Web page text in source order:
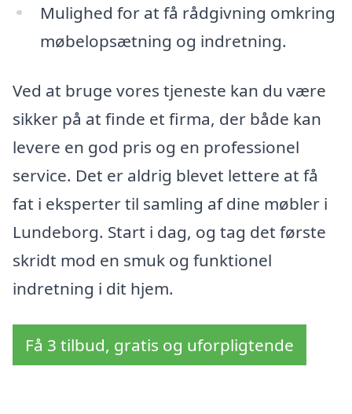
Mulighed for at få rådgivning omkring
møbelopsætning og indretning.
Ved at bruge vores tjeneste kan du være
sikker på at finde et firma, der både kan
levere en god pris og en professionel
service. Det er aldrig blevet lettere at få
fat i eksperter til samling af dine møbler i
Lundeborg. Start i dag, og tag det første
skridt mod en smuk og funktionel
indretning i dit hjem.
Få 3 tilbud, gratis og uforpligtende